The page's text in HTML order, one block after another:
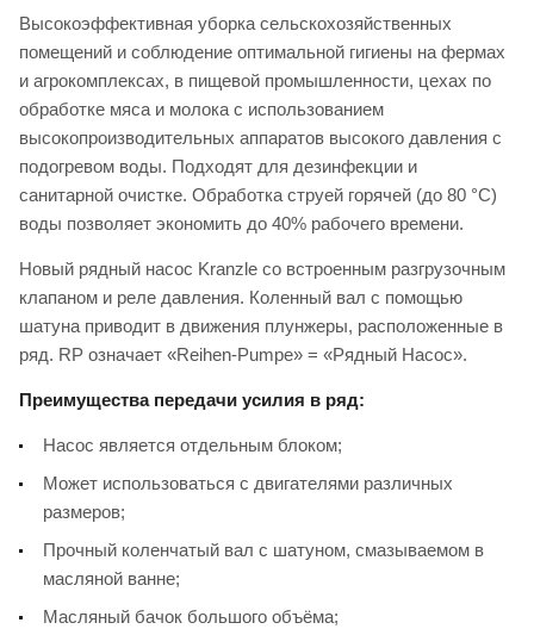
Высокоэффективная уборка сельскохозяйственных
помещений и соблюдение оптимальной гигиены на фермах
и агрокомплексах, в пищевой промышленности, цехах по
обработке мяса и молока с использованием
высокопроизводительных аппаратов высокого давления с
подогревом воды. Подходят для дезинфекции и
санитарной очистке. Обработка струей горячей (до 80 °C)
воды позволяет экономить до 40% рабочего времени.
Новый рядный насос Kranzle со встроенным разгрузочным
клапаном и реле давления. Коленный вал с помощью
шатуна приводит в движения плунжеры, расположенные в
ряд. RP означает «Reihen-Pumpe» = «Рядный Насос».
Преимущества передачи усилия в ряд:
Насос является отдельным блоком;
Может использоваться с двигателями различных
размеров;
Прочный коленчатый вал с шатуном, смазываемом в
масляной ванне;
Масляный бачок большого объёма;